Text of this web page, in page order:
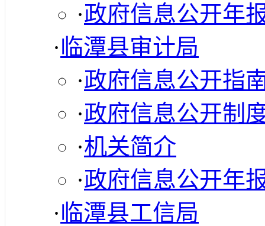
·政府信息公开年
·临潭县审计局
·政府信息公开指
·政府信息公开制
·机关简介
·政府信息公开年
·临潭县工信局